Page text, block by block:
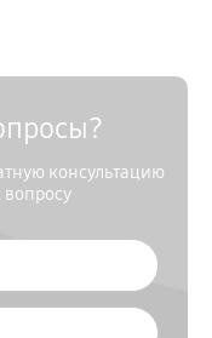
консультацию